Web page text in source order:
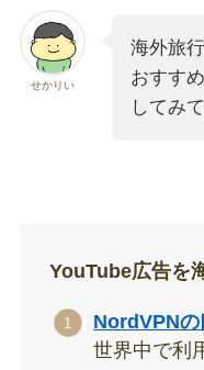
せかりい
海外旅
おすす
してみ
YouTube広告を
NordVPNの
世界中で利